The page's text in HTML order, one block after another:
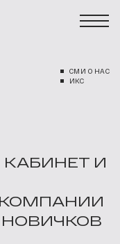
СМИ О НАС
ИКС
И
КОМПАНИИ